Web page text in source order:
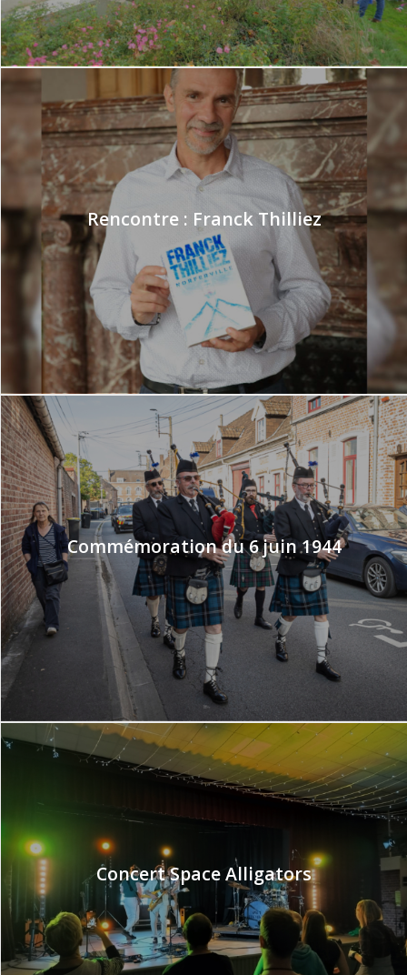
Rencontre : Franck Thilliez
Commémoration du 6 juin 1944
Concert Space Alligators